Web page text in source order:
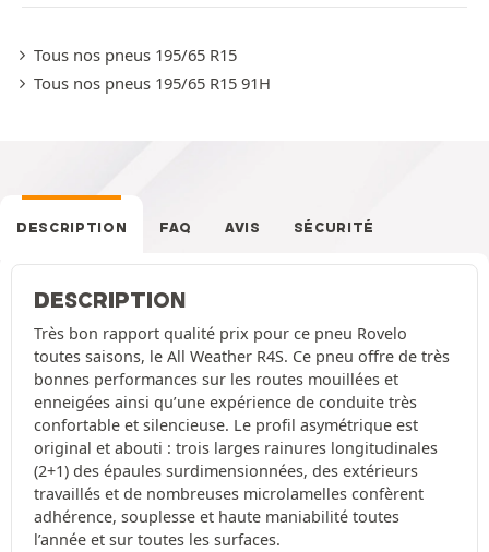
Tous nos pneus 195/65 R15
Tous nos pneus 195/65 R15 91H
DESCRIPTION FAQ AVIS SÉCURITÉ
DESCRIPTION
Très bon rapport qualité prix pour ce pneu Rovelo
toutes saisons, le All Weather R4S. Ce pneu offre de très
bonnes performances sur les routes mouillées et
enneigées ainsi qu’une expérience de conduite très
confortable et silencieuse. Le profil asymétrique est
original et abouti : trois larges rainures longitudinales
(2+1) des épaules surdimensionnées, des extérieurs
travaillés et de nombreuses microlamelles confèrent
adhérence, souplesse et haute maniabilité toutes
l’année et sur toutes les surfaces.